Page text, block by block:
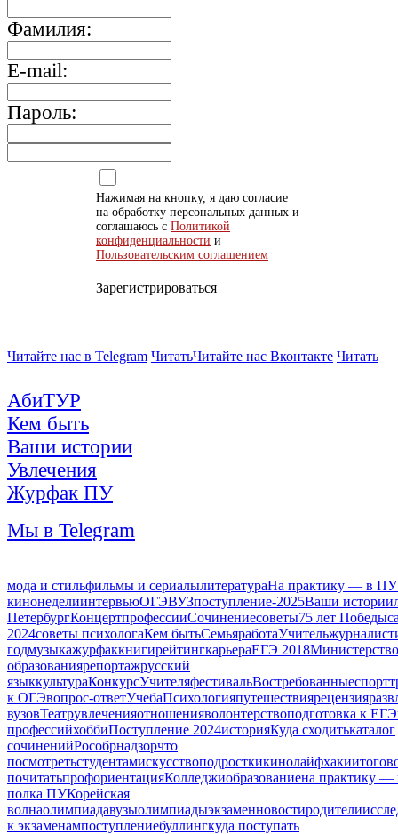
Фамилия:
E-mail:
Пароль:
Нажимая на кнопку, я даю согласие
на обработку персональных данных и
соглашаюсь с Политикой
конфиденциальности и
Пользовательским соглашением
Зарегистрироваться
Читайте нас в Telegram ЧитатьЧитайте нас Вконтакте Читать
АбиТУР
Кем быть
Ваши истории
Увлечения
Журфак ПУ
Мы в Telegram
мода и стильфильмы и сериалылитератураНа практику — в
кинонеделиинтервьюОГЭВУЗпоступление-2025Ваши истории
ПетербургКонцертпрофессииСочинениесоветы75 лет Победы
2024советы психологаКем бытьСемьяработаУчитель
годмузыкажурфаккнигирейтингкарьераЕГЭ 2018Министерство
образованиярепортажрусский
языккультураКонкурсУчителяфестивальВостребованныеспорт
к ОГЭвопрос-ответУчебаПсихологияпутешествиярецензия
вузовТеатрувлеченияотношенияволонтерствоподготовка к ЕГЭ
профессийхоббиПоступление 2024историяКуда сходитькаталог
сочиненийРособрнадзорчто
посмотретьстудентамискусствоподросткикинолайфхаки
почитатьпрофориентацияКолледжиобразованиена практику
полка ПУКорейская
волнаолимпиадавузыолимпиадыэкзаменновостиродители
к экзаменампоступлениебуллингкуда поступать